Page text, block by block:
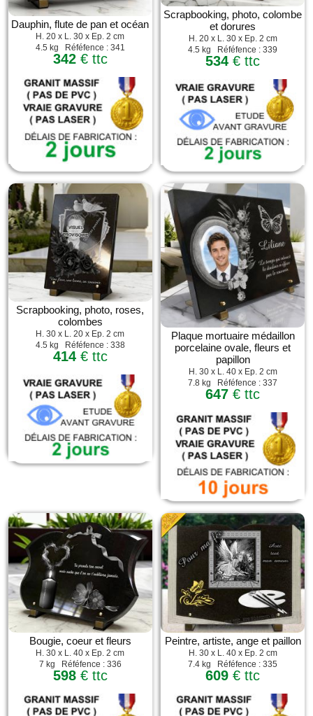
Dauphin, flute de pan et océan
H. 20 x L. 30 x Ep. 2 cm
4.5 kg Réféfence : 341
342€ ttc
Scrapbooking, photo, colombe
et dorures
H. 20 x L. 30 x Ep. 2 cm
4.5 kg Réféfence : 339
534 € ttc
Scrapbooking, photo, roses,
colombes
H. 30 x L. 20 x Ep. 2 cm
4.5 kg Réféfence : 338
414€ ttc
Plaque mortuaire médaillon
porcelaine ovale, fleurs et
papillon
H. 30 x L. 40 x Ep. 2 cm
7.8 kg Réféfence : 337
647 € ttc
Bougie, coeur et fleurs
H. 30 x L. 40 x Ep. 2 cm
7 kg Réféfence : 336
598€ ttc
Peintre, artiste, ange et paillon
H. 30 x L. 40 x Ep. 2 cm
7.4 kg Réféfence : 335
609 € ttc